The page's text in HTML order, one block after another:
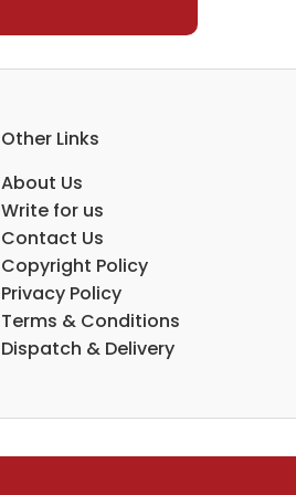
Other Links
About Us
Write for us
Contact Us
Copyright Policy
Privacy Policy
Terms & Conditions
Dispatch & Delivery